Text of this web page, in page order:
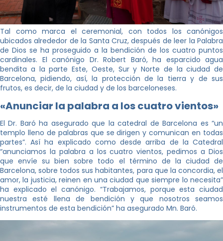
Tal como marca el ceremonial, con todos los canónigos
ubicados alrededor de la Santa Cruz, después de leer la Palabra
de Dios se ha proseguido a la bendición de los cuatro puntos
cardinales. El canónigo Dr. Robert Baró, ha esparcido agua
bendita a la parte Este, Oeste, Sur y Norte de la ciudad de
Barcelona, pidiendo, así, la protección de la tierra y de sus
frutos, es decir, de la ciudad y de los barceloneses.
«Anunciar la palabra a los cuatro vientos»
El Dr. Baró ha asegurado que la catedral de Barcelona es “un
templo lleno de palabras que se dirigen y comunican en todas
partes”. Así ha explicado como desde arriba de la Catedral
“anunciamos la palabra a los cuatro vientos, pedimos a Dios
que envíe su bien sobre todo el término de la ciudad de
Barcelona, sobre todos sus habitantes, para que la concordia, el
amor, la justicia, reinen en una ciudad que siempre lo necesita”
ha explicado el canónigo. “Trabajamos, porque esta ciudad
nuestra esté llena de bendición y que nosotros seamos
instrumentos de esta bendición” ha asegurado Mn. Baró.